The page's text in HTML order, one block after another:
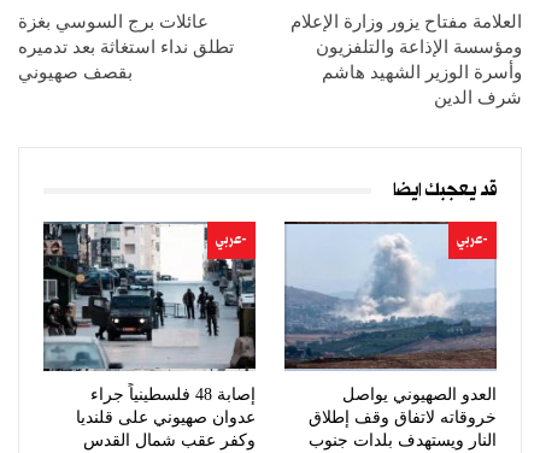
العلامة مفتاح يزور وزارة الإعلام
ومؤسسة الإذاعة والتلفزيون
وأسرة الوزير الشهيد هاشم
شرف الدين
عائلات برج السوسي بغزة
تطلق نداء استغاثة بعد تدميره
بقصف صهيوني
قد يعجبك ايضا
-عربي
العدو الصهيوني يواصل
خروقاته لاتفاق وقف إطلاق
النار ويستهدف بلدات جنوب
-عربي
إصابة 48 فلسطينياً جراء
عدوان صهيوني على قلنديا
وكفر عقب شمال القدس